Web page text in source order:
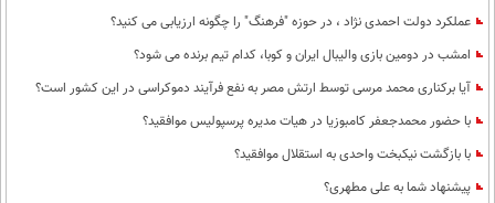
عملکرد دولت احمدی نژاد ، در حوزه "فرهنگ" را چگونه ارزیابی می کنید؟
امشب در دومین بازی والیبال ایران و کوبا، کدام تیم برنده می شود؟
آیا برکناری محمد مرسی توسط ارتش مصر به نفع فرآیند دموکراسی در این کشور است؟
با حضور محمدجعفر کامبوزیا در هیات مدیره پرسپولیس موافقید؟
با بازگشت نیکبخت واحدی به استقلال موافقید؟
پیشنهاد شما به علی مطهری؟